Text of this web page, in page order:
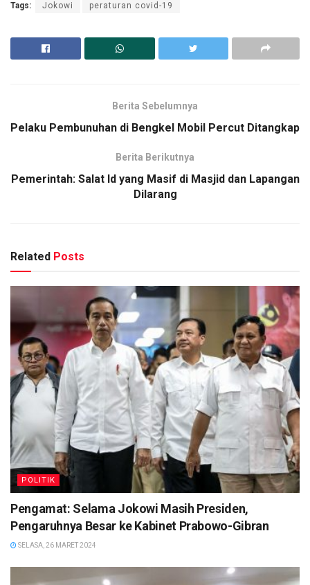
Tags: Jokowi peraturan covid-19
Berita Sebelumnya
Pelaku Pembunuhan di Bengkel Mobil Percut Ditangkap
Berita Berikutnya
Pemerintah: Salat Id yang Masif di Masjid dan Lapangan
Dilarang
Related Posts
POLITIK
Pengamat: Selama Jokowi Masih Presiden,
Pengaruhnya Besar ke Kabinet Prabowo-Gibran
SELASA, 26 MARET 2024